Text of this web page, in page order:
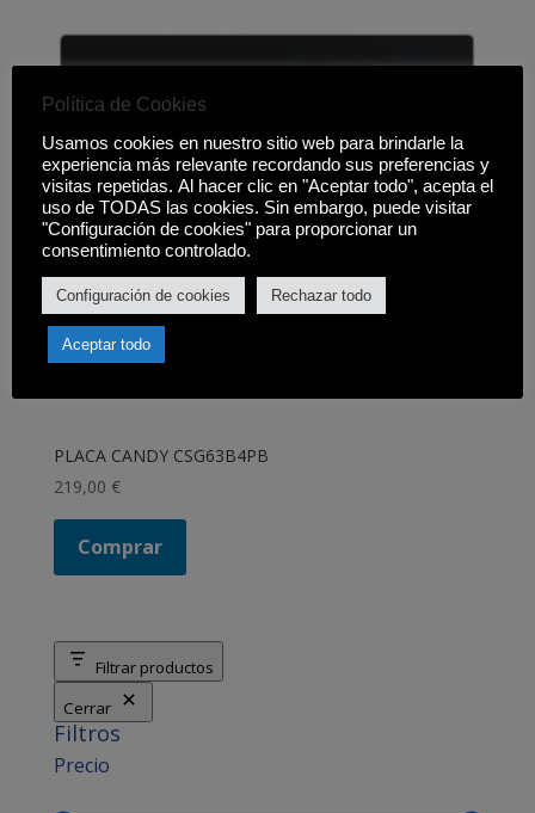
PLACA CANDY CSG63B4PB
219,00 €
Comprar
Filtrar productos
Cerrar
Filtros
Precio
Política de Cookies
Usamos cookies en nuestro sitio web para brindarle la
experiencia más relevante recordando sus preferencias y
visitas repetidas. Al hacer clic en "Aceptar todo", acepta el
uso de TODAS las cookies. Sin embargo, puede visitar
"Configuración de cookies" para proporcionar un
consentimiento controlado.
Configuración de cookies Rechazar todo
Aceptar todo